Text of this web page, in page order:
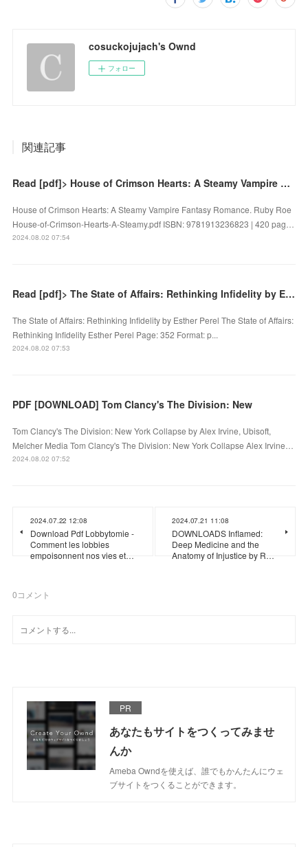
cosuckojujach's Ownd
フォロー
関連記事
Read [pdf]> House of Crimson Hearts: A Steamy Vampire Fantasy Romance by Ruby Roe
House of Crimson Hearts: A Steamy Vampire Fantasy Romance. Ruby Roe
House-of-Crimson-Hearts-A-Steamy.pdf ISBN: 9781913236823 | 420 pag…
2024.08.02 07:54
Read [pdf]> The State of Affairs: Rethinking Infidelity by Esther Perel
The State of Affairs: Rethinking Infidelity by Esther Perel The State of Affairs:
Rethinking Infidelity Esther Perel Page: 352 Format: p...
2024.08.02 07:53
PDF [DOWNLOAD] Tom Clancy's The Division: New
Tom Clancy's The Division: New York Collapse by Alex Irvine, Ubisoft,
Melcher Media Tom Clancy's The Division: New York Collapse Alex Irvine…
2024.08.02 07:52
2024.07.22 12:08
Download Pdf Lobbytomie -
Comment les lobbies
empoisonnent nos vies et…
2024.07.21 11:08
DOWNLOADS Inflamed:
Deep Medicine and the
Anatomy of Injustice by R…
0コメント
PR
あなたもサイトをつくってみませ
んか
Ameba Owndを使えば、誰でもかんたんにウェ
ブサイトをつくることができます。